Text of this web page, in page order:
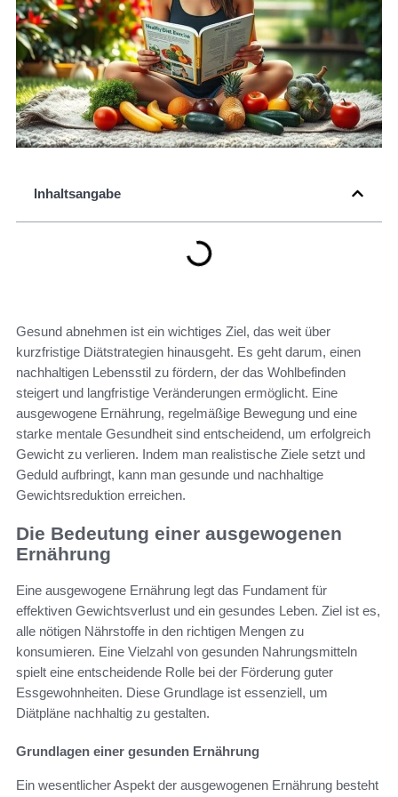
Inhaltsangabe
Gesund abnehmen ist ein wichtiges Ziel, das weit über
kurzfristige Diätstrategien hinausgeht. Es geht darum, einen
nachhaltigen Lebensstil zu fördern, der das Wohlbefinden
steigert und langfristige Veränderungen ermöglicht. Eine
ausgewogene Ernährung, regelmäßige Bewegung und eine
starke mentale Gesundheit sind entscheidend, um erfolgreich
Gewicht zu verlieren. Indem man realistische Ziele setzt und
Geduld aufbringt, kann man gesunde und nachhaltige
Gewichtsreduktion erreichen.
Die Bedeutung einer ausgewogenen
Ernährung
Eine ausgewogene Ernährung legt das Fundament für
effektiven Gewichtsverlust und ein gesundes Leben. Ziel ist es,
alle nötigen Nährstoffe in den richtigen Mengen zu
konsumieren. Eine Vielzahl von gesunden Nahrungsmitteln
spielt eine entscheidende Rolle bei der Förderung guter
Essgewohnheiten. Diese Grundlage ist essenziell, um
Diätpläne nachhaltig zu gestalten.
Grundlagen einer gesunden Ernährung
Ein wesentlicher Aspekt der ausgewogenen Ernährung besteht